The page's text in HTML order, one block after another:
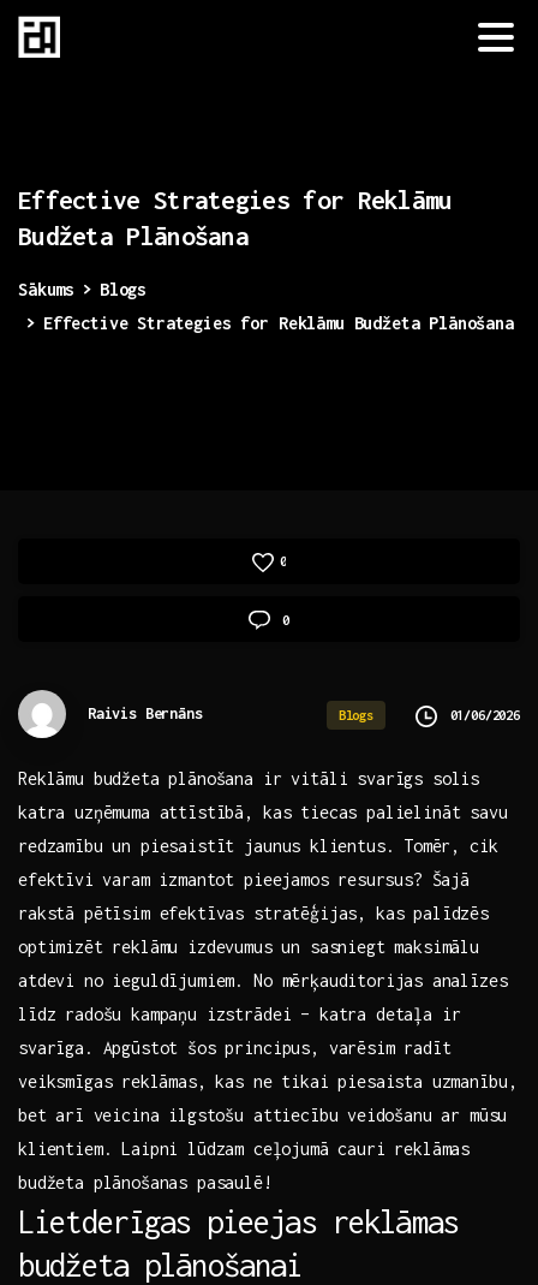
Effective Strategies for Reklāmu
Budžeta Plānošana
Sākums
Blogs
Effective Strategies for Reklāmu Budžeta Plānošana
0
0
Raivis Bernāns Blogs 01/06/2026
Reklāmu budžeta plānošana ir vitāli svarīgs solis
katra uzņēmuma attīstībā, ‍kas ‌tiecas palielināt savu
redzamību un piesaistīt jaunus ⁤klientus.⁤ Tomēr, cik
efektīvi ⁣varam izmantot pieejamos⁣ resursus?​ Šajā
rakstā pētīsim ​efektīvas stratēģijas, kas palīdzēs
optimizēt reklāmu izdevumus ⁢un sasniegt maksimālu
atdevi ​no ieguldījumiem. No mērķauditorijas⁣ analīzes
‍līdz radošu kampaņu ‍izstrādei – katra detaļa ir
‌svarīga. Apgūstot šos principus, varēsim radīt
veiksmīgas ⁢reklāmas, kas ne tikai piesaista uzmanību,
⁣bet arī veicina ilgstošu‍ attiecību ⁣veidošanu ⁤ar mūsu
klientiem. ‌Laipni lūdzam⁢ ceļojumā cauri reklāmas
budžeta plānošanas pasaulē!
Lietderīgas⁣ pieejas reklāmas
budžeta plānošanai